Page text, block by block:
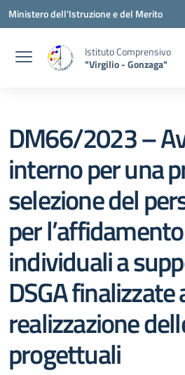
Vai ai contenuti
Vai al menu di navigazione
Vai al footer
Ministero dell'Istruzione e del Merito
Istituto Comprensivo
"Virgilio - Gonzaga"
DM66/2023 –
interno per una
selezione del
per
individuali a
DSGA finalizzate
realizzazione
progettuali